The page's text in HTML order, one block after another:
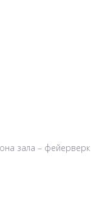
зала – фейерверк